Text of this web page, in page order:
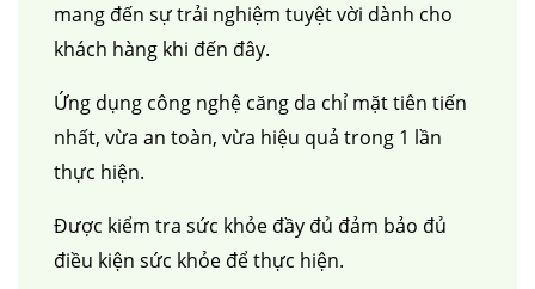
mang đến sự trải nghiệm tuyệt vời dành cho
khách hàng khi đến đây.
Ứng dụng công nghệ căng da chỉ mặt tiên tiến
nhất, vừa an toàn, vừa hiệu quả trong 1 lần
thực hiện.
Được kiểm tra sức khỏe đầy đủ đảm bảo đủ
điều kiện sức khỏe để thực hiện.